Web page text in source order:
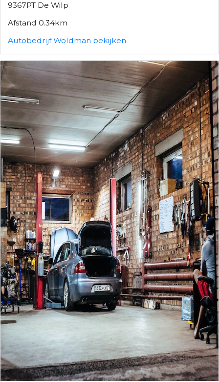
9367PT De Wilp
Afstand 0.34km
Autobedrijf Woldman bekijken